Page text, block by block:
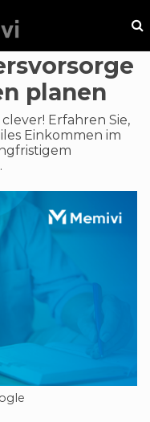
planen
Erfahren Sie,
Einkommen im